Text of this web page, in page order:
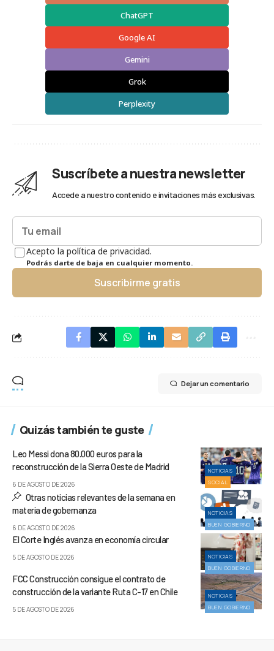
ChatGPT
Google AI
Gemini
Grok
Perplexity
Suscríbete a nuestra newsletter
Accede a nuestro contenido e invitaciones más exclusivas.
Acepto la política de privacidad.
Podrás darte de baja en cualquier momento.
Suscribirme gratis
Dejar un comentario
Quizás también te guste
NOTICIAS
SOCIAL
Leo Messi dona 80.000 euros para la
reconstrucción de la Sierra Oeste de Madrid
6 DE AGOSTO DE 2026
NOTICIAS
BUEN GOBIERNO
Otras noticias relevantes de la semana en
materia de gobernanza
6 DE AGOSTO DE 2026
NOTICIAS
BUEN GOBIERNO
El Corte Inglés avanza en economía circular
5 DE AGOSTO DE 2026
NOTICIAS
BUEN GOBIERNO
FCC Construcción consigue el contrato de
construcción de la variante Ruta C-17 en Chile
5 DE AGOSTO DE 2026